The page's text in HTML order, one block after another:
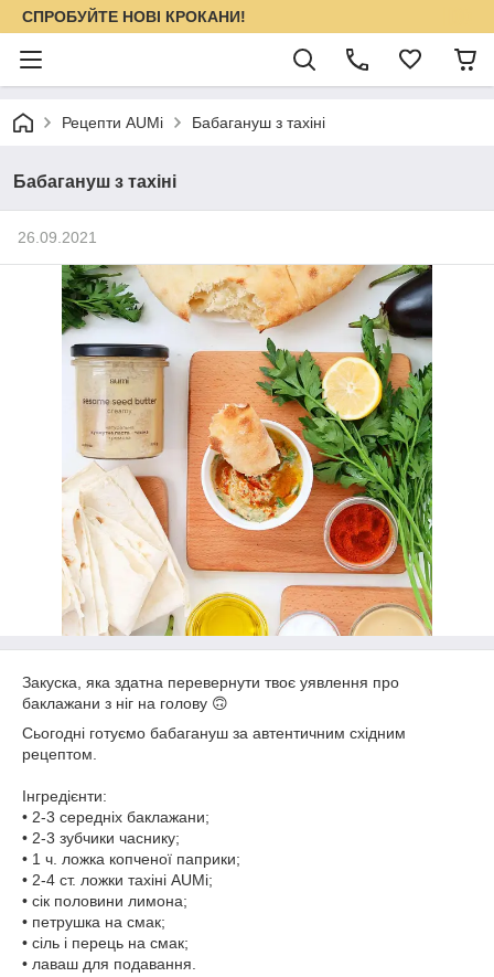
СПРОБУЙТЕ НОВІ КРОКАНИ!
Рецепти AUMi Бабагануш з тахіні
Бабагануш з тахіні
26.09.2021
Закуска, яка здатна перевернути твоє уявлення про
баклажани з ніг на голову 🙃
Сьогодні готуємо бабагануш за автентичним східним
рецептом.
Інгредієнти:
• 2-3 середніх баклажани;
• 2-3 зубчики часнику;
• 1 ч. ложка копченої паприки;
• 2-4 ст. ложки тахіні AUMi;
• сік половини лимона;
• петрушка на смак;
• сіль і перець на смак;
• лаваш для подавання.